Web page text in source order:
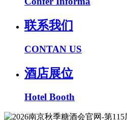
联系我们
CONTAN US
酒店展位
Hotel Booth